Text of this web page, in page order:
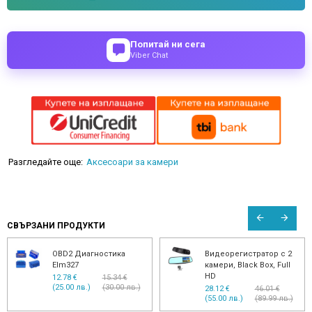
Попитай ни сега
Viber Chat
Разгледайте още: Аксесоари за камери
СВЪРЗАНИ ПРОДУКТИ
OBD2 Диагностика
Elm327
12.78 €
(25.00 лв.)
15.34 €
(30.00 лв.)
Видеорегистратор с 2
камери, Black Box, Full
HD
28.12 €
(55.00 лв.)
46.01 €
(89.99 лв.)